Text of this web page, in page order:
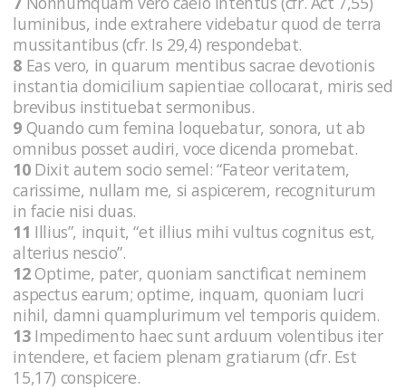
luminibus, inde extrahere videbatur quod de terra
mussitantibus (cfr. Is 29,4) respondebat.
8 Eas vero, in quarum mentibus sacrae devotionis
instantia domicilium sapientiae collocarat, miris sed
brevibus instituebat sermonibus.
9 Quando cum femina loquebatur, sonora, ut ab
omnibus posset audiri, voce dicenda promebat.
10Dixit autem socio semel: “Fateor veritatem,
carissime, nullam me, si aspicerem, recogniturum
in facie nisi duas.
11 Illius”, inquit, “et illius mihi vultus cognitus est,
alterius nescio”.
12Optime, pater, quoniam sanctificat neminem
aspectus earum; optime, inquam, quoniam lucri
nihil, damni quamplurimum vel temporis quidem.
13Impedimento haec sunt arduum volentibus iter
intendere, et faciem plenam gratiarum (cfr. Est
15,17) conspicere.